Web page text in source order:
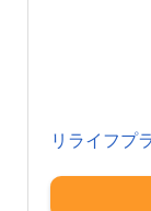
リライフプ